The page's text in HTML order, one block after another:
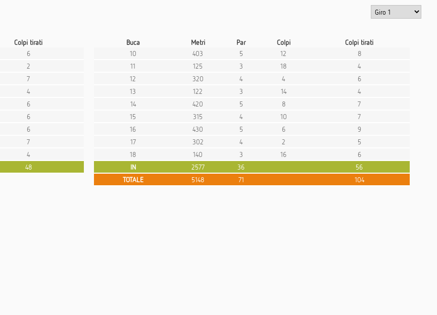
Colpi tirati
6
2
7
4
6
6
6
7
4
48
Buca Metri Par Colpi
Colpi tirati
10
403 5 12
8
11
125 3 18
4
12
320 4 4
6
13
122 3 14
4
14
420 5 8
7
15
315 4 10
7
16
430 5 6
9
17
302 4 2
5
18
140 3 16
6
IN
2577 36
56
TOTALE
5148 71 104